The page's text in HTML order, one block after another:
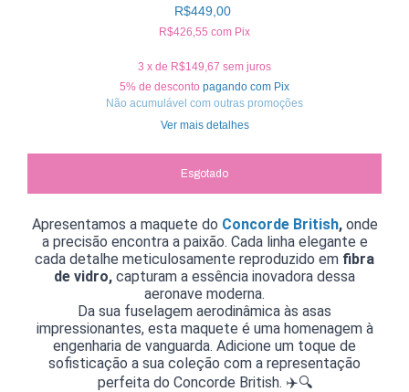
R$449,00
R$426,55 com Pix
3 x de R$149,67 sem juros
5% de desconto pagando com Pix
Não acumulável com outras promoções
Ver mais detalhes
Apresentamos a maquete do Concorde British,onde
a precisão encontra a paixão. Cada linha elegante e
cada detalhe meticulosamente reproduzido em fibra
de vidro, capturam a essência inovadora dessa
aeronave moderna.
Da sua fuselagem aerodinâmica às asas
impressionantes, esta maquete é uma homenagem à
engenharia de vanguarda. Adicione um toque de
sofisticação a sua coleção com a representação
perfeita do Concorde British. ✈️🔍